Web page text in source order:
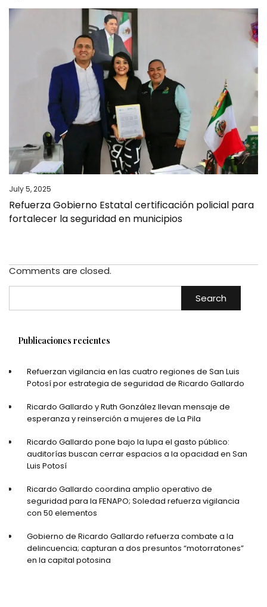
July 5, 2025
Refuerza Gobierno Estatal certificación policial para
fortalecer la seguridad en municipios
Comments are closed.
Search
Publicaciones recientes
Refuerzan vigilancia en las cuatro regiones de San Luis
Potosí por estrategia de seguridad de Ricardo Gallardo
Ricardo Gallardo y Ruth González llevan mensaje de
esperanza y reinserción a mujeres de La Pila
Ricardo Gallardo pone bajo la lupa el gasto público:
auditorías buscan cerrar espacios a la opacidad en San
Luis Potosí
Ricardo Gallardo coordina amplio operativo de
seguridad para la FENAPO; Soledad refuerza vigilancia
con 50 elementos
Gobierno de Ricardo Gallardo refuerza combate a la
delincuencia; capturan a dos presuntos “motorratones”
en la capital potosina